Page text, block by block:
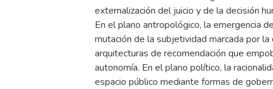
externalización del juicio y de la decisión
En el plano antropológico, la emergencia
mutación de la subjetividad marcada por
arquitecturas de recomendación que
autonomía. En el plano político, la
espacio público mediante formas de